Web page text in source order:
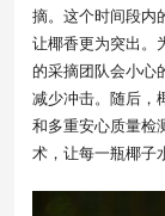
摘。这个时间段内
让椰香更为突出。
的采摘团队会小心
减少冲击。随后，
和多重安心质量检
术，让每一瓶椰子